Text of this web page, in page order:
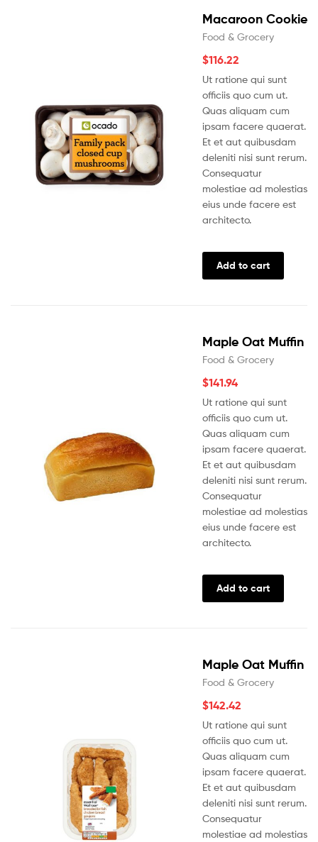
Macaroon Cookie
Food & Grocery
$116.22
Ut ratione qui sunt
officiis quo cum ut.
Quas aliquam cum
ipsam facere quaerat.
Et et aut quibusdam
deleniti nisi sunt rerum.
Consequatur
molestiae ad molestias
eius unde facere est
architecto.
Add to cart
Maple Oat Muffin
Food & Grocery
$141.94
Ut ratione qui sunt
officiis quo cum ut.
Quas aliquam cum
ipsam facere quaerat.
Et et aut quibusdam
deleniti nisi sunt rerum.
Consequatur
molestiae ad molestias
eius unde facere est
architecto.
Add to cart
Maple Oat Muffin
Food & Grocery
$142.42
Ut ratione qui sunt
officiis quo cum ut.
Quas aliquam cum
ipsam facere quaerat.
Et et aut quibusdam
deleniti nisi sunt rerum.
Consequatur
molestiae ad molestias